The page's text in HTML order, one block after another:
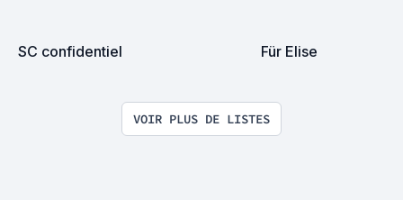
SC confidentiel Für Elise
VOIR PLUS DE LISTES